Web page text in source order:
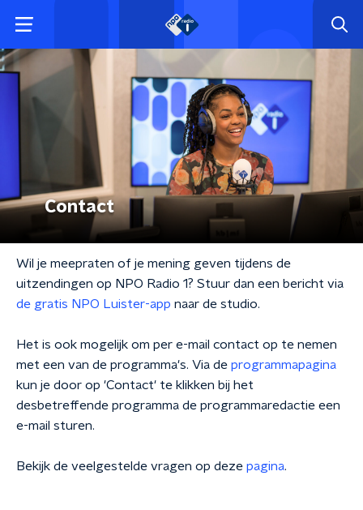
Contact
Wil je meepraten of je mening geven tijdens de
uitzendingen op NPO Radio 1? Stuur dan een bericht via
de gratis NPO Luister-app naar de studio.
Het is ook mogelijk om per e-mail contact op te nemen
met een van de programma's. Via de programmapagina
kun je door op 'Contact' te klikken bij het
desbetreffende programma de programmaredactie een
e-mail sturen.
Bekijk de veelgestelde vragen op deze pagina.